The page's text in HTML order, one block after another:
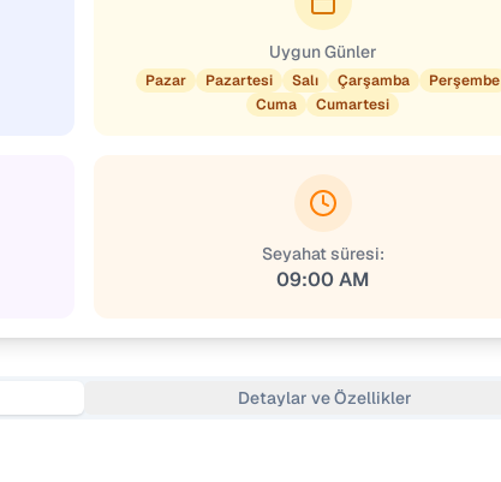
Uygun Günler
Pazar Pazartesi Salı Çarşamba
Perşembe
Cuma
Cumartesi
Seyahat süresi:
09:00 AM
Detaylar ve Özellikler